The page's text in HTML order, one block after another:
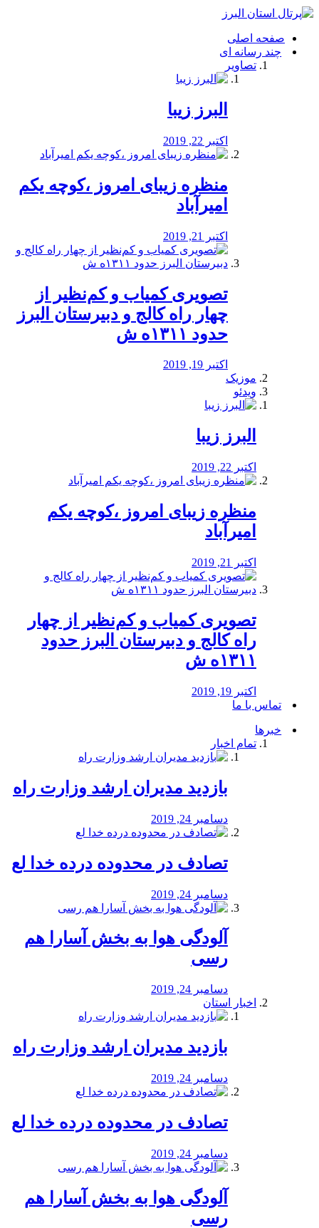
فصد
شرق
تهران
خشکشویی
صفحه اصلی
چند رسانه ای
تصاویر
البرز زیبا
اکتبر 22, 2019
منظره‌‌ زیبای امروز ،کوچه یکم
امیرآباد
اکتبر 21, 2019
️تصویری کمیاب و کم‌نظیر از
چهار راه كالج و دبيرستان البرز
حدود ۱۳۱۱ه ش
اکتبر 19, 2019
موزیک
ویدئو
البرز زیبا
اکتبر 22, 2019
منظره‌‌ زیبای امروز ،کوچه یکم
امیرآباد
اکتبر 21, 2019
️تصویری کمیاب و کم‌نظیر از چهار
راه كالج و دبيرستان البرز حدود
۱۳۱۱ه ش
اکتبر 19, 2019
تماس با ما
خبرها
تمام اخبار
بازدید مدیران ارشد وزارت راه
دسامبر 24, 2019
تصادف در محدوده درده خدا لع
دسامبر 24, 2019
آلودگی هوا به بخش آسارا هم
رسی
دسامبر 24, 2019
اخبار استان
بازدید مدیران ارشد وزارت راه
دسامبر 24, 2019
تصادف در محدوده درده خدا لع
دسامبر 24, 2019
آلودگی هوا به بخش آسارا هم
رسی